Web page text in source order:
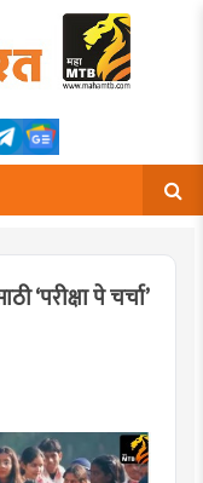
‌‘परीक्षा पे चर्चा‌’